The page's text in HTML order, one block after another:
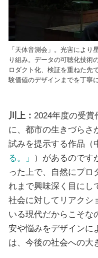
「天体音測会」。光害により
り組み。データの可聴化技術
ロダクト化、検証を重ねた先
験価値のデザインまでを丁寧
川上： 2024年度の受
に、都市の生きづらさ
試みを提示する作品（
る。」 ）があるのです
った上で、自然にプロ
れまで興味深く目にし
社会に対してリアクシ
いる現代だからこそな
安や悩みをデザインに
は、今後の社会への大